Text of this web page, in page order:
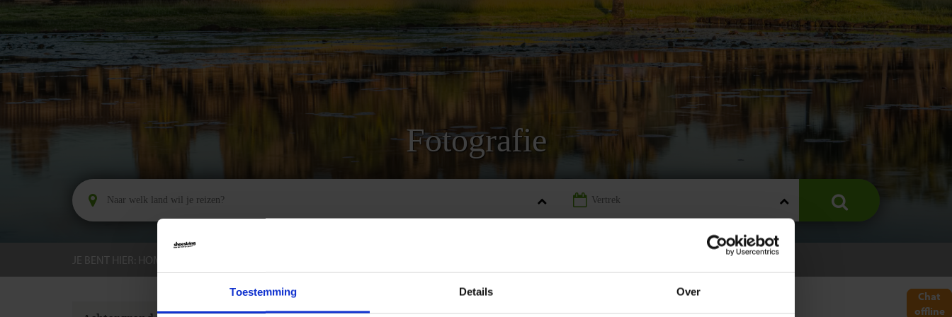
Toestemming Details Over
Chat
offline
Fotografie
JE BENT HIER: HOME
GROEPSREIZEN